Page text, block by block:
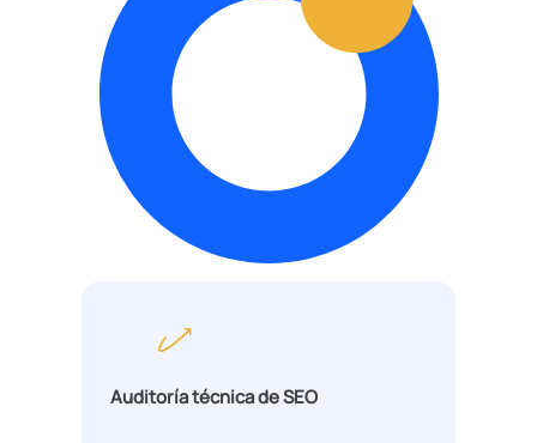
Auditoría técnica de SEO